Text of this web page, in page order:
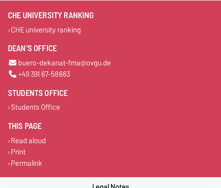
CHE UNIVERSITY RANKING
CHE university ranking
DEAN'S OFFICE
buero-dekanat-fma@ovgu.de
+49 391 67-58663
STUDENTS OFFICE
Students Office
THIS PAGE
Read aloud
Print
Permalink